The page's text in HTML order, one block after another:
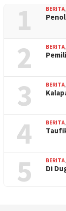
1 BERITA
2 BERITA
3 BERITA
4 BERITA
5 BERITA
Di